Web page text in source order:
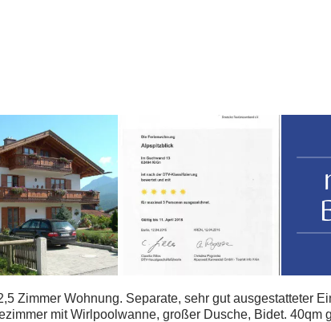
Zimmer Wohnung. Separate, sehr gut ausgestatteter
mit Wirlpoolwanne, großer Dusche, Bidet. 40qm